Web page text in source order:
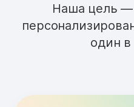
Наша цель —
один в